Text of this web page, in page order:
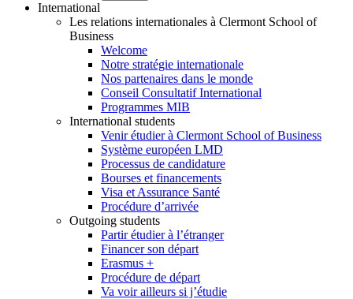
International
Les relations internationales à Clermont School of
Business
Welcome
Notre stratégie internationale
Nos partenaires dans le monde
Conseil Consultatif International
Programmes MIB
International students
Venir étudier à Clermont School of Business
Système européen LMD
Processus de candidature
Bourses et financements
Visa et Assurance Santé
Procédure d’arrivée
Outgoing students
Partir étudier à l’étranger
Financer son départ
Erasmus +
Procédure de départ
Va voir ailleurs si j’étudie